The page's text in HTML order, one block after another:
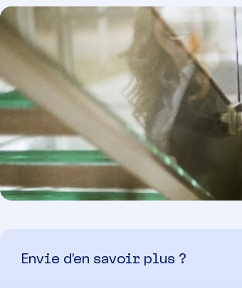
Envie d’en savoir plus ?